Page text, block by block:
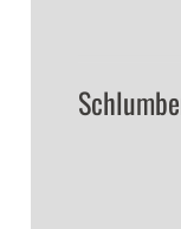
halten, und ein
Kohlensäure
Schlumberger
Ob als